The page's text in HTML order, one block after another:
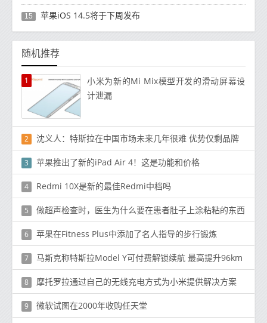
15 苹果iOS 14.5将于下周发布
随机推荐
1
小米为新的Mi Mix模型开发的滑动屏幕设
计泄漏
2 沈义人：特斯拉在中国市场未来几年很难 优势仅剩品牌
3 苹果推出了新的iPad Air 4！这是功能和价格
4 Redmi 10X是新的最佳Redmi中档吗
5 做超声检查时，医生为什么要在患者肚子上涂粘粘的东西
6 苹果在Fitness Plus中添加了名人指导的步行锻炼
7 马斯克称特斯拉Model Y可付费解锁续航 最高提升96km
8 摩托罗拉通过自己的无线充电方式为小米提供解决方案
9 微软试图在2000年收购任天堂